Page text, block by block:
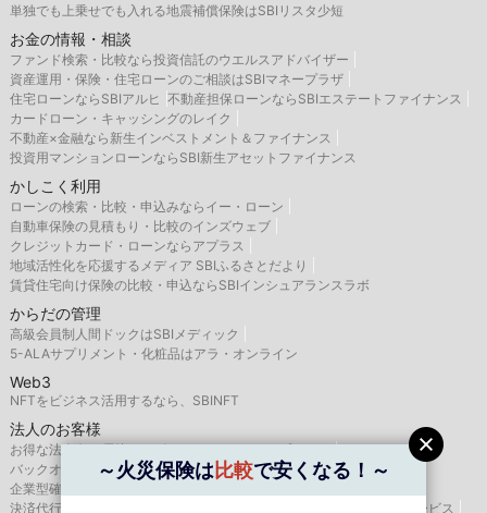
単独でも上乗せでも入れる地震補償保険はSBIリスタ少短
お金の情報・相談
ファンド検索・比較なら投資信託のウエルスアドバイザー
資産運用・保険・住宅ローンのご相談はSBIマネープラザ
住宅ローンならSBIアルヒ 不動産担保ローンならSBIエステートファイナンス
カードローン・キャッシングのレイク
不動産×金融なら新生インベストメント＆ファイナンス
投資用マンションローンならSBI新生アセットファイナンス
かしこく利用
ローンの検索・比較・申込みならイー・ローン
自動車保険の見積もり・比較のインズウェブ
クレジットカード・ローンならアプラス
地域活性化を応援するメディア SBIふるさとだより
賃貸住宅向け保険の比較・申込ならSBIインシュアランスラボ
からだの管理
高級会員制人間ドックはSBIメディック
5-ALAサプリメント・化粧品はアラ・オンライン
Web3
NFTをビジネス活用するなら、SBINFT
法人のお客様
お得な法人向け優待サービスならSBIバリュープレイス
バックオフィス支援はSBIビジネス・ソリューションズ
企業型確定拠出年金のSBIベネフィット・システムズ
決済代行サービスはゼウス
航空機・船舶リースならSBIリーシングサービス
～火災保険は比較で安くなる！～